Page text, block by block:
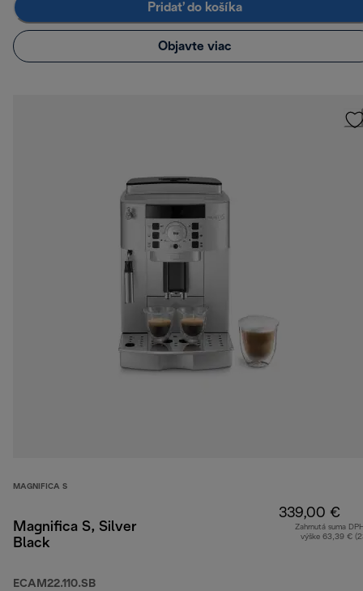
Pridať do košíka
Objavte viac
MAGNIFICA S
Magnifica S, Silver
Black
ECAM22.110.SB
339,00 €
Zahrnutá suma
výške 63,39 €